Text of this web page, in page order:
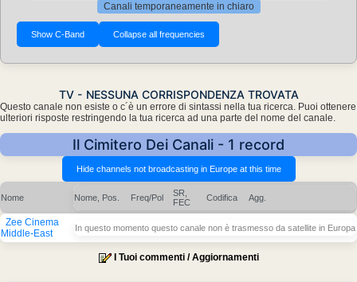
Canali temporaneamente in chiaro
TV - NESSUNA CORRISPONDENZA TROVATA
Questo canale non esiste o c´è un errore di sintassi nella tua ricerca. Puoi ottenere
ulteriori risposte restringendo la tua ricerca ad una parte del nome del canale.
Il Cimitero Dei Canali - 1 record
Nome Nome, Pos. Freq/Pol
SR,
FEC
Codifica Agg.
Zee Cinema
Middle-East
In questo momento questo canale non è trasmesso da satellite in Europa
I Tuoi commenti / Aggiornamenti